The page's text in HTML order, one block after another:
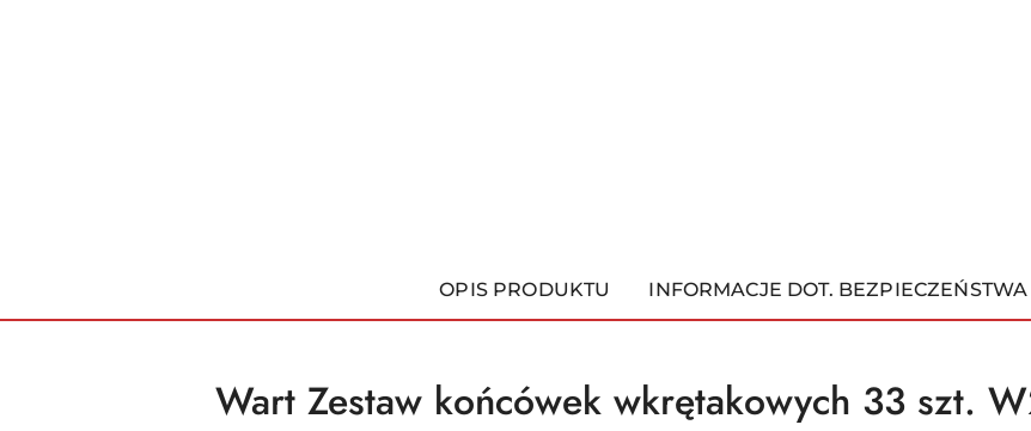
OPIS PRODUKTU INFORMACJE DOT. BEZPIECZEŃSTWA
Wart Zestaw końcówek wkrętakowych 33 szt.